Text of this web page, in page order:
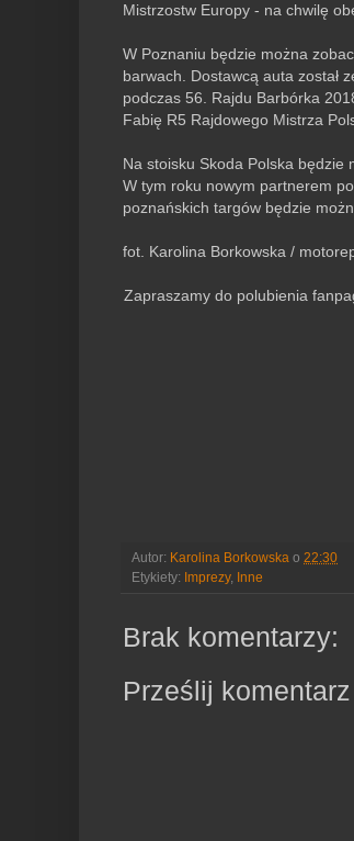
Mistrzostw Europy - na chwilę
W Poznaniu będzie można
barwach. Dostawcą auta został
podczas 56. Rajdu Barbórka
Fabię R5 Rajdowego Mistrza
Na stoisku Skoda Polska będzie
W tym roku nowym partnerem
poznańskich targów będzie
fot. Karolina Borkowska /
Zapraszamy do polubienia
Autor: Karolina Borkowska o 22:30
Etykiety: Imprezy, Inne
Brak komentarzy:
Prześlij komentarz